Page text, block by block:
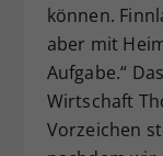
können.
aber mit
Aufgabe.“
Wirtschaft
Vorzeichen